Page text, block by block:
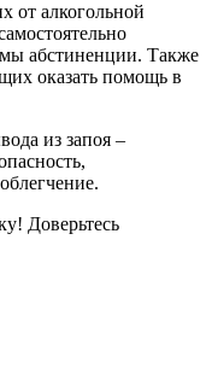
от алкогольной
абстиненции. Также
оказать помощь в
из запоя –
Доверьтесь